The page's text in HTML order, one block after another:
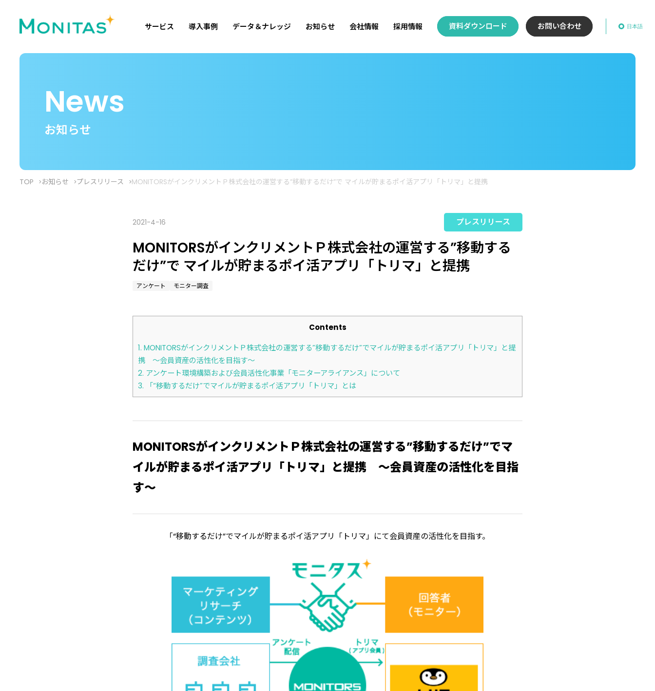
サービス 導入事例 データ＆ナレッジ お知らせ 会社情報 採用情報 資料ダウンロード お問い合わせ
News
お知らせ
TOP お知らせ プレスリリース MONITORSがインクリメントＰ株式会社の運営する”移動するだけ”で マイルが貯まるポイ活アプリ「トリマ」と提携
2021-4-16 プレスリリース
MONITORSがインクリメントＰ株式会社の運営する”移動する
だけ”で マイルが貯まるポイ活アプリ「トリマ」と提携
アンケート モニター調査
Contents
1. MONITORSがインクリメントＰ株式会社の運営する”移動するだけ”でマイルが貯まるポイ活アプリ「トリマ」と提
携 ～会員資産の活性化を目指す～
2. アンケート環境構築および会員活性化事業「モニターアライアンス」について
3. 「“移動するだけ”でマイルが貯まるポイ活アプリ「トリマ」とは
MONITORSがインクリメントＰ株式会社の運営する”移動するだけ”でマ
イルが貯まるポイ活アプリ「トリマ」と提携 ～会員資産の活性化を目指
す～
「“移動するだけ”でマイルが貯まるポイ活アプリ「トリマ」にて会員資産の活性化を目指す。
日本語